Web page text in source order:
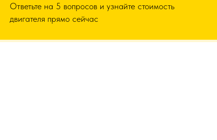
Ответьте на 5 вопросов и узнайте стоимость
двигателя прямо сейчас